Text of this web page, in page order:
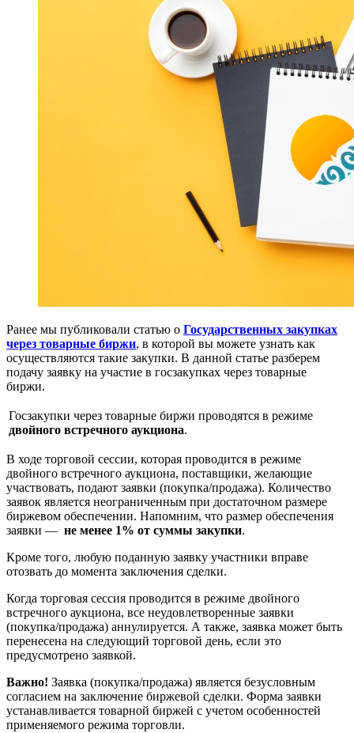
Ранее мы публиковали статью о Государственных закупках
через товарные биржи, в которой вы можете узнать как
осуществляются такие закупки. В данной статье разберем
подачу заявку на участие в госзакупках через товарные
биржи.
Госзакупки через товарные биржи проводятся в режиме
двойного встречного аукциона.
В ходе торговой сессии, которая проводится в режиме
двойного встречного аукциона, поставщики, желающие
участвовать, подают заявки (покупка/продажа). Количество
заявок является неограниченным при достаточном размере
биржевом обеспечении. Напомним, что размер обеспечения
заявки — не менее 1% от суммы закупки.
Кроме того, любую поданную заявку участники вправе
отозвать до момента заключения сделки.
Когда торговая сессия проводится в режиме двойного
встречного аукциона, все неудовлетворенные заявки
(покупка/продажа) аннулируется. А также, заявка может быть
перенесена на следующий торговой день, если это
предусмотрено заявкой.
Важно! Заявка (покупка/продажа) является безусловным
согласием на заключение биржевой сделки. Форма заявки
устанавливается товарной биржей с учетом особенностей
применяемого режима торговли.